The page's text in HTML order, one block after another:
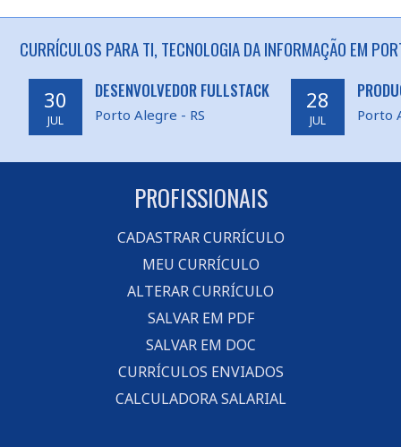
CURRÍCULOS PARA TI, TECNOLOGIA DA INFORMAÇÃO EM
30
JUL
DESENVOLVEDOR FULLSTACK
Porto Alegre - RS
28
JUL Porto
PROFISSIONAIS
CADASTRAR CURRÍCULO
MEU CURRÍCULO
ALTERAR CURRÍCULO
SALVAR EM PDF
SALVAR EM DOC
CURRÍCULOS ENVIADOS
CALCULADORA SALARIAL